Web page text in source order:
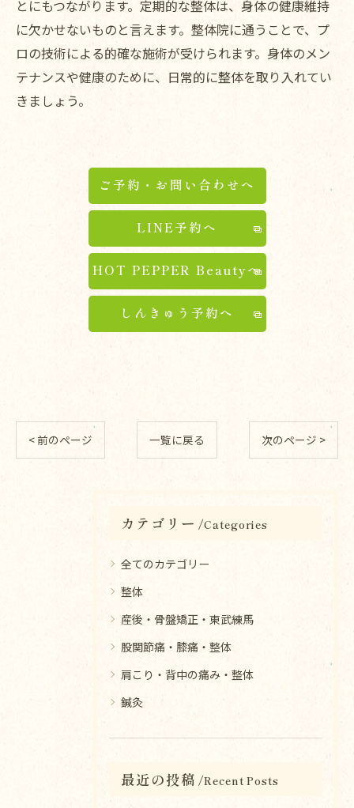
とにもつながります。定期的な整体は、身体の健康維持
に欠かせないものと言えます。整体院に通うことで、プ
ロの技術による的確な施術が受けられます。身体のメン
テナンスや健康のために、日常的に整体を取り入れてい
きましょう。
ご予約・お問い合わせへ
LINE予約へ
HOT PEPPER Beautyへ
しんきゅう予約へ
< 前のページ 一覧に戻る 次のページ >
カテゴリー Categories
全てのカテゴリー
整体
産後・骨盤矯正・東武練馬
股関節痛・膝痛・整体
肩こり・背中の痛み・整体
鍼灸
最近の投稿 Recent Posts